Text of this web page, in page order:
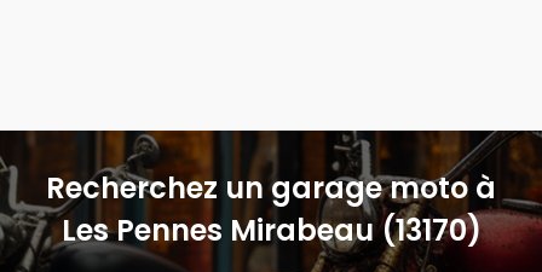
Recherchez un garage moto à
Les Pennes Mirabeau (13170)